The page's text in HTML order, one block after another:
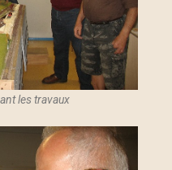
les travaux